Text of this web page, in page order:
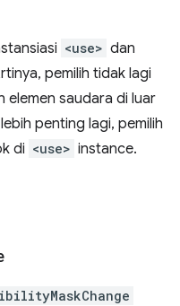
<use> dan
pemilih tidak lagi
elemen saudara di luar
penting lagi, pemilih
di <use> instance.